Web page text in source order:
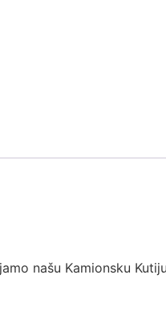
našu Kamionsku